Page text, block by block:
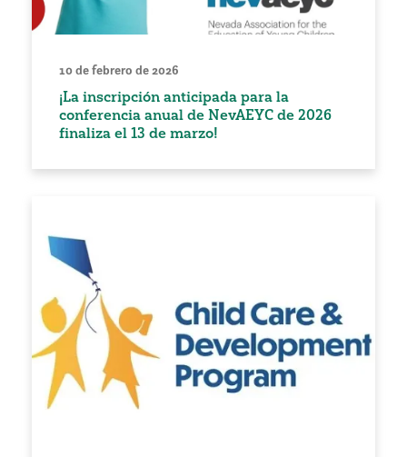
10 de febrero de 2026
¡La inscripción anticipada para la
conferencia anual de NevAEYC de 2026
finaliza el 13 de marzo!